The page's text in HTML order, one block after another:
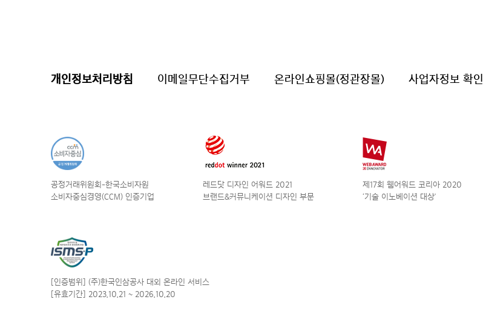
개인정보처리방침 이메일무단수집거부 온라인쇼핑몰(정관장몰) 사업자정보 확인
공정거래위원회-한국소비자원
소비자중심경영(CCM) 인증기업
레드닷 디자인 어워드 2021
브랜드&커뮤니케이션 디자인 부문
제17회 웹어워드 코리아 2020
‘기술 이노베이션 대상’
[인증범위] (주)한국인삼공사 대외 온라인 서비스
[유효기간] 2023.10.21 ~ 2026.10.20